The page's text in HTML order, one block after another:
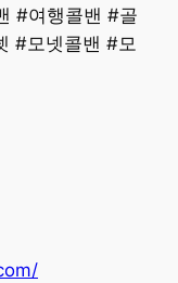
#여행콜밴 #골
#모넷콜밴 #모